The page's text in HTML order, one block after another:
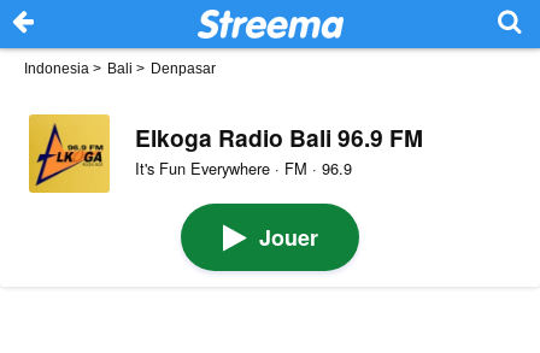
Indonesia > Bali > Denpasar
Elkoga Radio Bali 96.9 FM
It's Fun Everywhere · FM · 96.9
Jouer